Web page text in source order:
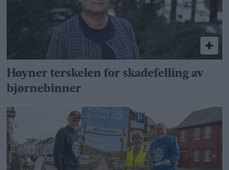
Høyner terskelen for skadefelling av
bjørnebinner